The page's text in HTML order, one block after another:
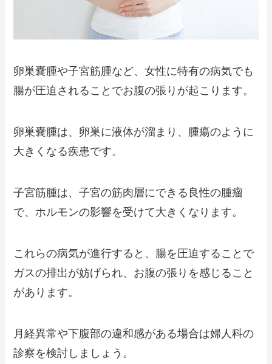
卵巣嚢腫や子宮筋腫など、女性に特有の病気でも
腸が圧迫されることでお腹の張りが起こります。
卵巣嚢腫は、卵巣に液体が溜まり、腫瘍のように
大きくなる疾患です。
子宮筋腫は、子宮の筋肉層にできる良性の腫瘤
で、ホルモンの影響を受けて大きくなります。
これらの病気が進行すると、腸を圧迫することで
ガスの排出が妨げられ、お腹の張りを感じること
があります。
月経異常や下腹部の違和感がある場合は婦人科の
診察を検討しましょう。